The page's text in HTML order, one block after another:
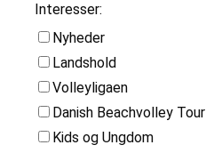
Interesser:
Nyheder
Landshold
Volleyligaen
Danish Beachvolley Tour
Kids og Ungdom